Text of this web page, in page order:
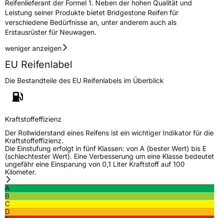
Reifenlieferant der Formel 1. Neben der hohen Qualität und
Leistung seiner Produkte bietet Bridgestone Reifen für
verschiedene Bedürfnisse an, unter anderem auch als
Erstausrüster für Neuwagen.
weniger anzeigen
EU Reifenlabel
Die Bestandteile des EU Reifenlabels im Überblick
Kraftstoffeffizienz
Der Rollwiderstand eines Reifens ist ein wichtiger Indikator für die
Kraftstoffeffizienz.
Die Einstufung erfolgt in fünf Klassen: von A (bester Wert) bis E
(schlechtester Wert). Eine Verbesserung um eine Klasse bedeutet
ungefähr eine Einsparung von 0,1 Liter Kraftstoff auf 100
Kilometer.
A
B
C
D